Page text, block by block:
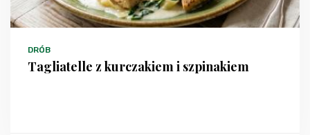
DRÓB
Tagliatelle z kurczakiem i szpinakiem